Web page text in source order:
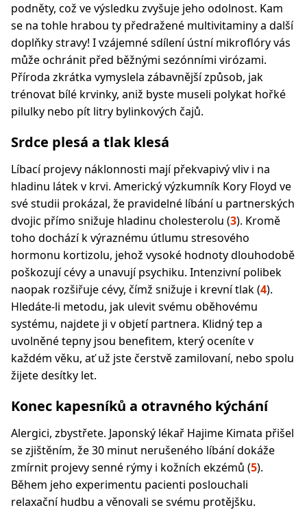
podněty, což ve výsledku zvyšuje jeho odolnost. Kam
se na tohle hrabou ty předražené multivitaminy a další
doplňky stravy! I vzájemné sdílení ústní mikroflóry vás
může ochránit před běžnými sezónními virózami.
Příroda zkrátka vymyslela zábavnější způsob, jak
trénovat bílé krvinky, aniž byste museli polykat hořké
pilulky nebo pít litry bylinkových čajů.
Srdce plesá a tlak klesá
Líbací projevy náklonnosti mají překvapivý vliv i na
hladinu látek v krvi. Americký výzkumník Kory Floyd ve
své studii prokázal, že pravidelné líbání u partnerských
dvojic přímo snižuje hladinu cholesterolu (3). Kromě
toho dochází k výraznému útlumu stresového
hormonu kortizolu, jehož vysoké hodnoty dlouhodobě
poškozují cévy a unavují psychiku. Intenzivní polibek
naopak rozšiřuje cévy, čímž snižuje i krevní tlak (4).
Hledáte-li metodu, jak ulevit svému oběhovému
systému, najdete ji v objetí partnera. Klidný tep a
uvolněné tepny jsou benefitem, který oceníte v
každém věku, ať už jste čerstvě zamilovaní, nebo spolu
žijete desítky let.
Konec kapesníků a otravného kýchání
Alergici, zbystřete. Japonský lékař Hajime Kimata přišel
se zjištěním, že 30 minut nerušeného líbání dokáže
zmírnit projevy senné rýmy i kožních ekzémů (5).
Během jeho experimentu pacienti poslouchali
relaxační hudbu a věnovali se svému protějšku.